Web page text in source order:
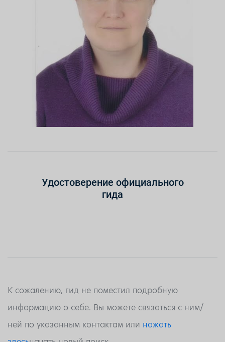
Удостоверение официального
гида
К сожалению, гид не поместил подробную
информацию о себе. Вы можете связаться с ним/
ней по указанным контактам или нажать